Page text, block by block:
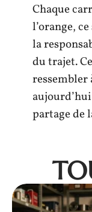
Chaque
l’orange,
la
du trajet.
ressembler
partage de